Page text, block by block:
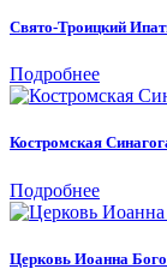
Свято-Троицкий
Подробнее
Костромская
Подробнее
Церковь Иоанна